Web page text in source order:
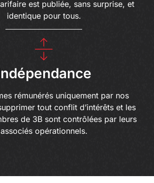
est publiée, sans surprise, et
identique pour tous.
rémunérés uniquement par nos
tout conflit d’intérêts et les
de 3B sont contrôlées par leurs
associés opérationnels.